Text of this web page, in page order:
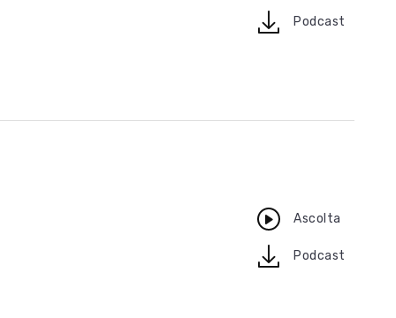
downloadPodcast
Ascolta
downloadPodcast